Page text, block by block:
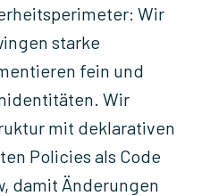
Wir
starke
fein und
Wir
mit deklarativen
Policies als Code
damit Änderungen